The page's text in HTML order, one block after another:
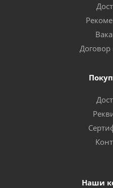
Договор
Наши